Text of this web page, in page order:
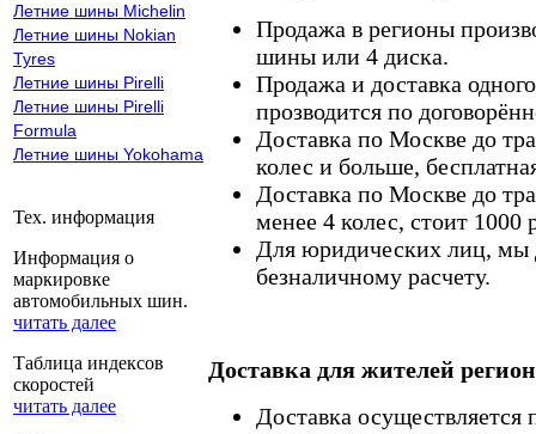
Летние шины Michelin
Летние шины Nokian
Tyres
Летние шины Pirelli
Летние шины Pirelli
Formula
Летние шины Yokohama
Тех. информация
Информация о
маркировке
автомобильных шин.
читать далее
Таблица индексов
скоростей
читать далее
Продажа в регионы
шины или 4 диска.
Продажа и доставка
прозводится по
Доставка по Москве до
колес и больше,
Доставка по Москве до
менее 4 колес, стоит 1000
Для юридических лиц, мы
безналичному расчету.
Доставка для жителей
Доставка